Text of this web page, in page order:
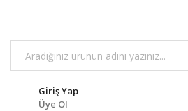
Giriş Yap
Üye Ol